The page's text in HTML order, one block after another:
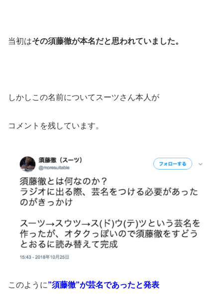
当初はその須藤徹が本名だと思われていました。
しかしこの名前についてスーツさん本人が
コメントを残しています。
このように”須藤徹”が芸名であったと発表